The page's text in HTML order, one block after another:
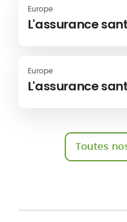
Europe
L'assurance
Europe
L'assurance
Toutes